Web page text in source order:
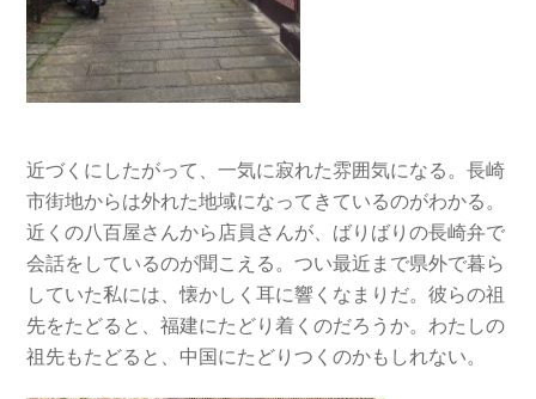
近づくにしたがって、一気に寂れた雰囲気になる。長崎
市街地からは外れた地域になってきているのがわかる。
近くの八百屋さんから店員さんが、ばりばりの長崎弁で
会話をしているのが聞こえる。つい最近まで県外で暮ら
していた私には、懐かしく耳に響くなまりだ。彼らの祖
先をたどると、福建にたどり着くのだろうか。わたしの
祖先もたどると、中国にたどりつくのかもしれない。